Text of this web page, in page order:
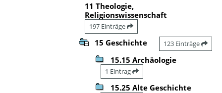
11 Theologie,
Religionswissenschaft
197 Einträge
15 Geschichte 123 Einträge
15.15 Archäologie
1 Eintrag
15.25 Alte Geschichte